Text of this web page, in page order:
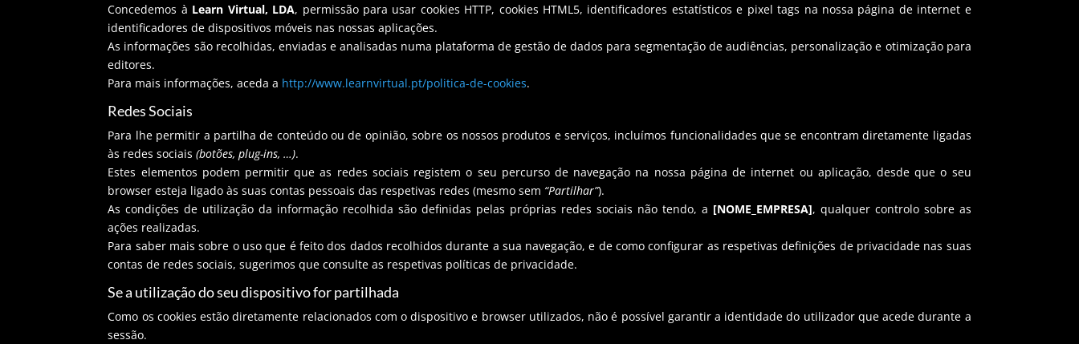
Concedemos à Learn Virtual, LDA, permissão para usar cookies HTTP, cookies HTML5, identificadores estatísticos e pixel tags na nossa página de internet e
identificadores de dispositivos móveis nas nossas aplicações.
As informações são recolhidas, enviadas e analisadas numa plataforma de gestão de dados para segmentação de audiências, personalização e otimização para
editores.
Para mais informações, aceda a http://www.learnvirtual.pt/politica-de-cookies.
Redes Sociais
Para lhe permitir a partilha de conteúdo ou de opinião, sobre os nossos produtos e serviços, incluímos funcionalidades que se encontram diretamente ligadas
às redes sociais(botões, plug-ins, …).
Estes elementos podem permitir que as redes sociais registem o seu percurso de navegação na nossa página de internet ou aplicação, desde que o seu
browser esteja ligado às suas contas pessoais das respetivas redes (mesmo sem “Partilhar”).
As condições de utilização da informação recolhida são definidas pelas próprias redes sociais não tendo, a [NOME_EMPRESA], qualquer controlo sobre as
ações realizadas.
Para saber mais sobre o uso que é feito dos dados recolhidos durante a sua navegação, e de como configurar as respetivas definições de privacidade nas suas
contas de redes sociais, sugerimos que consulte as respetivas políticas de privacidade.
Se a utilização do seu dispositivo for partilhada
Como os cookies estão diretamente relacionados com o dispositivo e browser utilizados, não é possível garantir a identidade do utilizador que acede durante a
sessão.